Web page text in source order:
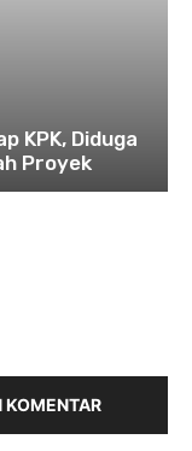
KPK, Diduga
Proyek